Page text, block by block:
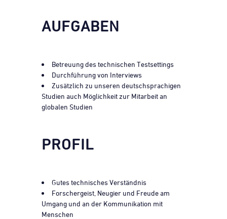
AUFGABEN
Betreuung des technischen Testsettings
Durchführung von Interviews
Zusätzlich zu unseren deutschsprachigen
Studien auch Möglichkeit zur Mitarbeit an
globalen Studien
PROFIL
Gutes technisches Verständnis
Forschergeist, Neugier und Freude am
Umgang und an der Kommunikation mit
Menschen